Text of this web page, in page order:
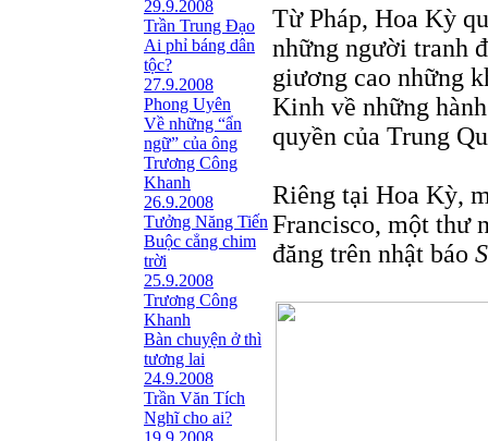
29.9.2008
Trần Trung Đạo
Ai phỉ báng dân
tộc?
27.9.2008
Phong Uyên
Về những “ẩn
ngữ” của ông
Trương Công
Khanh
26.9.2008
Tưởng Năng Tiến
Buộc cẳng chim
trời
25.9.2008
Trương Công
Khanh
Bàn chuyện ở thì
tương lai
24.9.2008
Trần Văn Tích
Nghĩ cho ai?
19.9.2008
Từ Pháp, Hoa Kỳ
những người tranh
giương cao những
Kinh về những
quyền của Trung
Riêng tại Hoa Kỳ,
Francisco, một thư
đăng trên nhật báo